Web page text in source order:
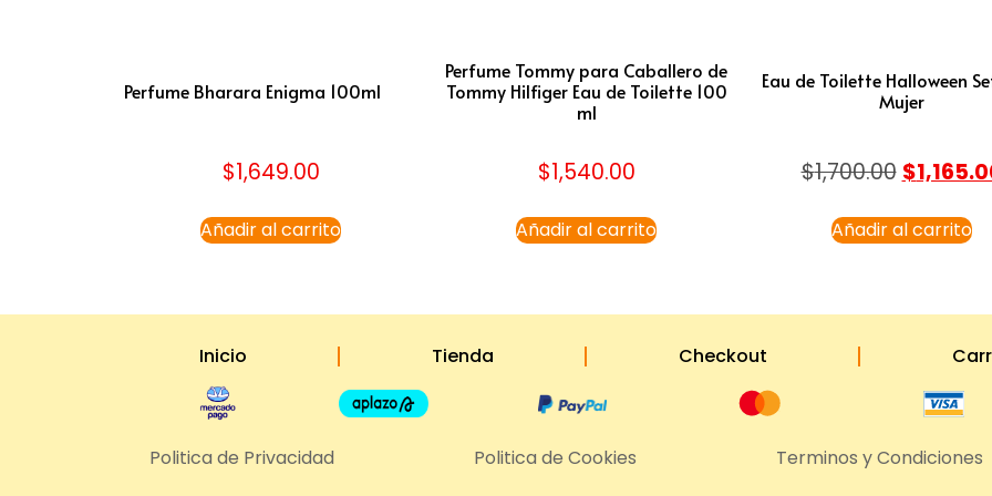
Perfume Bharara Enigma 100ml
$1,649.00
Añadir al carrito
Perfume Tommy para Caballero de
Tommy Hilfiger Eau de Toilette 100
ml
$1,540.00
Añadir al carrito
Eau de Toilette Halloween
Mujer
$1,700.00 $
Añadir al carrito
Inicio Tienda Checkout
Politica de Privacidad Politica de Cookies Terminos y Condiciones